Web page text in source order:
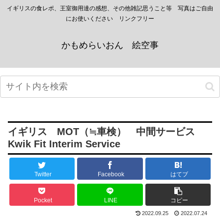
イギリスの食レポ、王室御用達の感想、その他雑記思うこと等 写真はご自由
にお使いください リンクフリー
かもめらいおん 絵空事
イギリス MOT（≒車検） 中間サービス
Kwik Fit Interim Service
Twitter Facebook はてブ
Pocket LINE コピー
2022.09.25 2022.07.24